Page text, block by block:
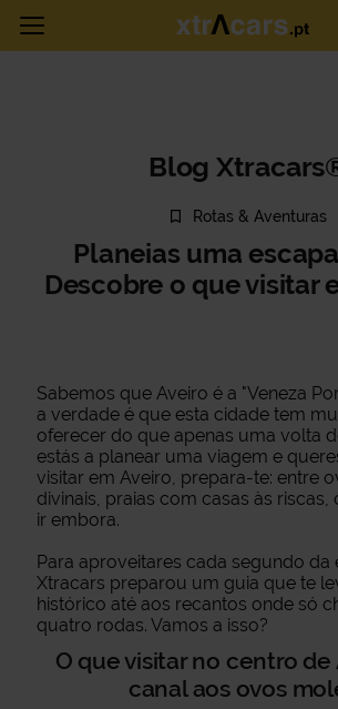
Blog
Rotas & Aventuras
Planeias uma
Descobre o que visitar
Sabemos que Aveiro é a "Veneza
a verdade é que esta cidade tem
oferecer do que apenas uma volta
estás a planear uma viagem e
visitar em Aveiro, prepara-te: entre
divinais, praias com casas às riscas,
ir embora.
Para aproveitares cada segundo da
Xtracars preparou um guia que te
histórico até aos recantos onde só
quatro rodas. Vamos a isso?
O que visitar no centro de
canal aos ovos